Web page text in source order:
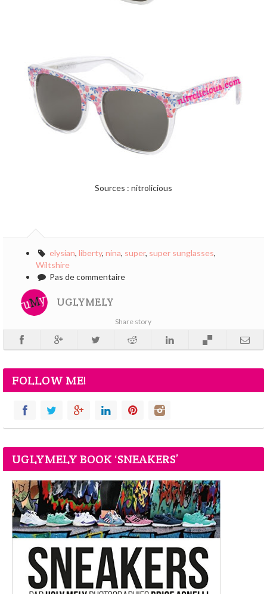
Sources : nitrolicious
elysian, liberty, nina, super, super sunglasses,
Wiltshire
Pas de commentaire
UGLYMELY
Share story
FOLLOW ME!
UGLYMELY BOOK ‘SNEAKERS’